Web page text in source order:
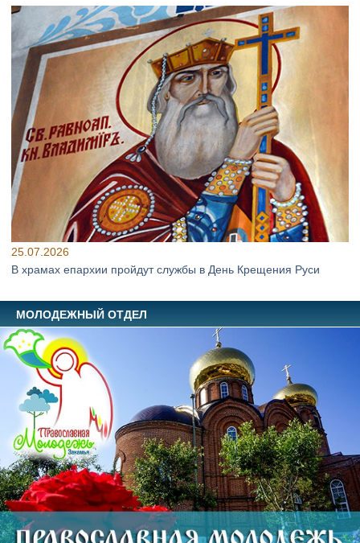
25.07.2026
В храмах епархии пройдут службы в День Крещения Руси
МОЛОДЕЖНЫЙ ОТДЕЛ